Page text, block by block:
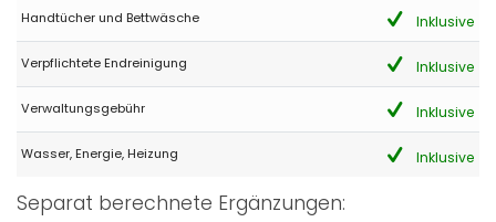
Handtücher und Bettwäsche Inklusive
Verpflichtete Endreinigung Inklusive
Verwaltungsgebühr Inklusive
Wasser, Energie, Heizung Inklusive
Separat berechnete Ergänzungen: